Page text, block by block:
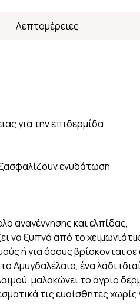
Λεπτομέρειες
για την επιδερμίδα.
ενυδάτωση
αναγέννησης και ελπίδας,
να ξυπνά από το
ή για όσους βρίσκονται
ένα λάδι
μαλακώνει το άγριο
τις ευαίσθητες χωρίς